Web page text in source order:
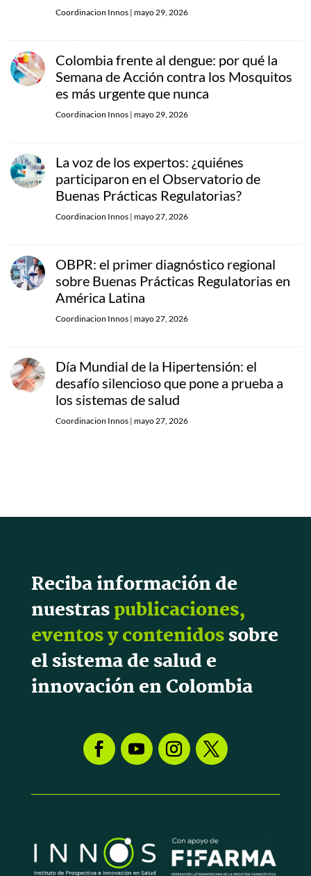
Coordinacion Innos | mayo 29, 2026
Colombia frente al dengue: por qué la
Semana de Acción contra los Mosquitos
es más urgente que nunca
Coordinacion Innos | mayo 29, 2026
La voz de los expertos: ¿quiénes
participaron en el Observatorio de
Buenas Prácticas Regulatorias?
Coordinacion Innos | mayo 27, 2026
OBPR: el primer diagnóstico regional
sobre Buenas Prácticas Regulatorias en
América Latina
Coordinacion Innos | mayo 27, 2026
Día Mundial de la Hipertensión: el
desafío silencioso que pone a prueba a
los sistemas de salud
Coordinacion Innos | mayo 27, 2026
Reciba información de
nuestraspublicaciones,
eventos y contenidossobre
el sistema de salud e
innovación en Colombia